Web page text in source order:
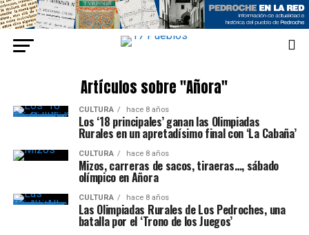
Artículos sobre "Añora"
CULTURA hace 8 años
Los ‘18 principales’ ganan las Olimpiadas
Rurales en un apretadísimo final con ‘La Cabaña’
CULTURA hace 8 años
Mizos, carreras de sacos, tiraeras…, sábado
olímpico en Añora
CULTURA hace 8 años
Las Olimpiadas Rurales de Los Pedroches, una
batalla por el ‘Trono de los Juegos’